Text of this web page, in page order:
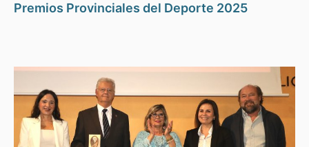
Premios Provinciales del Deporte 2025